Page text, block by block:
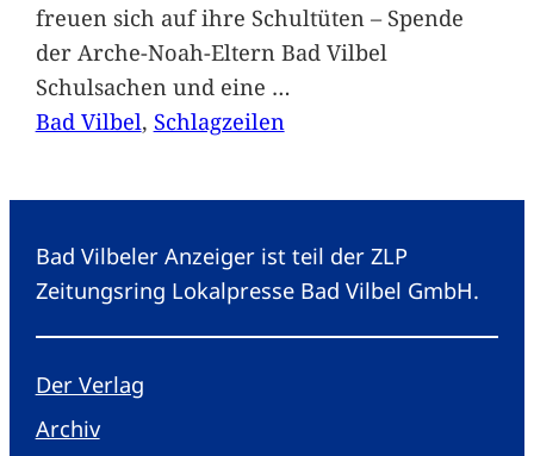
freuen sich auf ihre Schultüten – Spende
der Arche-Noah-Eltern Bad Vilbel
Schulsachen und eine …
Bad Vilbel, Schlagzeilen
Bad Vilbeler Anzeiger ist teil der ZLP
Zeitungsring Lokalpresse Bad Vilbel GmbH.
Der Verlag
Archiv